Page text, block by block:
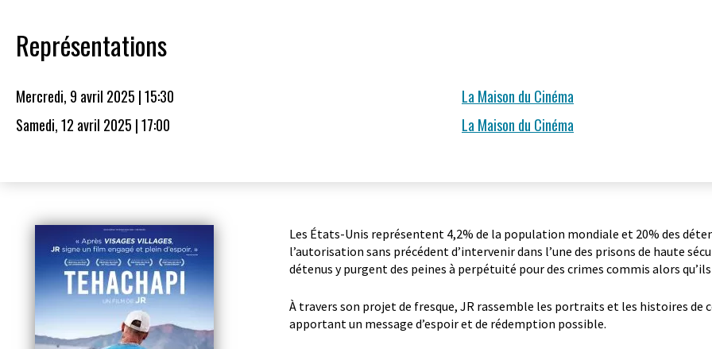
Représentations
Mercredi, 9 avril 2025 | 15:30
La Maison du Cinéma
Samedi, 12 avril 2025 | 17:00
La Maison du Cinéma
Les États-Unis représentent 4,2% de la population mondiale et 20% des
l’autorisation sans précédent d’intervenir dans l’une des prisons de haute
détenus y purgent des peines à perpétuité pour des crimes commis alors
À travers son projet de fresque, JR rassemble les portraits et les histoires
apportant un message d’espoir et de rédemption possible.